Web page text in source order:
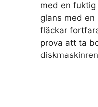
med en fuktig
glans med en
fläckar
prova att ta